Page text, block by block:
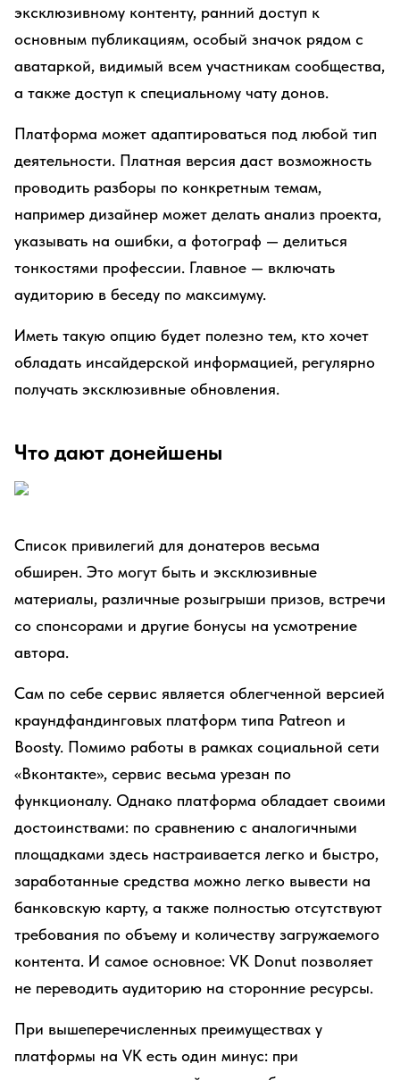
эксклюзивному контенту, ранний доступ к
основным публикациям, особый значок рядом с
аватаркой, видимый всем участникам сообщества,
а также доступ к специальному чату донов.
Платформа может адаптироваться под любой тип
деятельности. Платная версия даст возможность
проводить разборы по конкретным темам,
например дизайнер может делать анализ проекта,
указывать на ошибки, а фотограф — делиться
тонкостями профессии. Главное — включать
аудиторию в беседу по максимуму.
Иметь такую опцию будет полезно тем, кто хочет
обладать инсайдерской информацией, регулярно
получать эксклюзивные обновления.
Что дают донейшены
Список привилегий для донатеров весьма
обширен. Это могут быть и эксклюзивные
материалы, различные розыгрыши призов, встречи
со спонсорами и другие бонусы на усмотрение
автора.
Сам по себе сервис является облегченной версией
краундфандинговых платформ типа Patreon и
Boosty. Помимо работы в рамках социальной сети
«Вконтакте», сервис весьма урезан по
функционалу. Однако платформа обладает своими
достоинствами: по сравнению с аналогичными
площадками здесь настраивается легко и быстро,
заработанные средства можно легко вывести на
банковскую карту, а также полностью отсутствуют
требования по объему и количеству загружаемого
контента. И самое основное: VK Donut позволяет
не переводить аудиторию на сторонние ресурсы.
При вышеперечисленных преимуществах у
платформы на VK есть один минус: при